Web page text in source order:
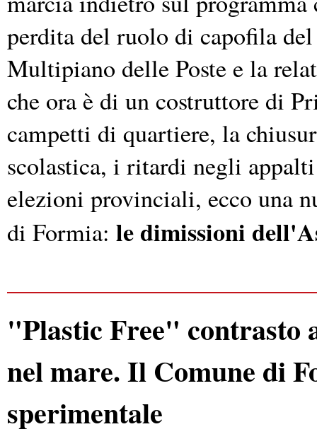
perdita del ruolo di capofila
Multipiano delle Poste e la
che ora è di un costruttore di
campetti di quartiere, la
scolastica, i ritardi negli
elezioni provinciali, ecco una
di Formia: le dimissioni
"Plastic Free" contrasto
nel mare. Il Comune di
sperimentale